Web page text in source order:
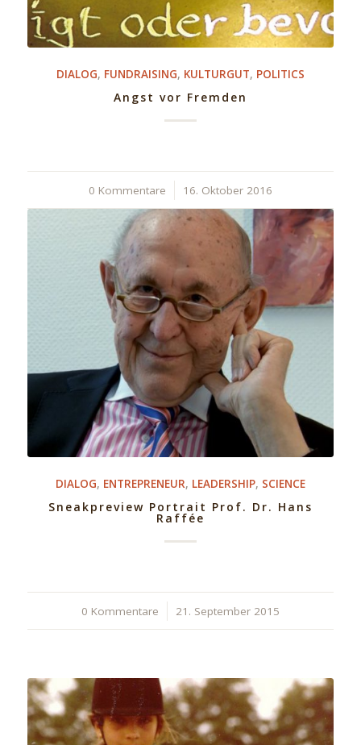
DIALOG, FUNDRAISING, KULTURGUT, POLITICS
Angst vor Fremden
0 Kommentare
/ 16. Oktober 2016
DIALOG, ENTREPRENEUR, LEADERSHIP, SCIENCE
Sneakpreview Portrait Prof. Dr. Hans
Raffée
0 Kommentare
/ 21. September 2015